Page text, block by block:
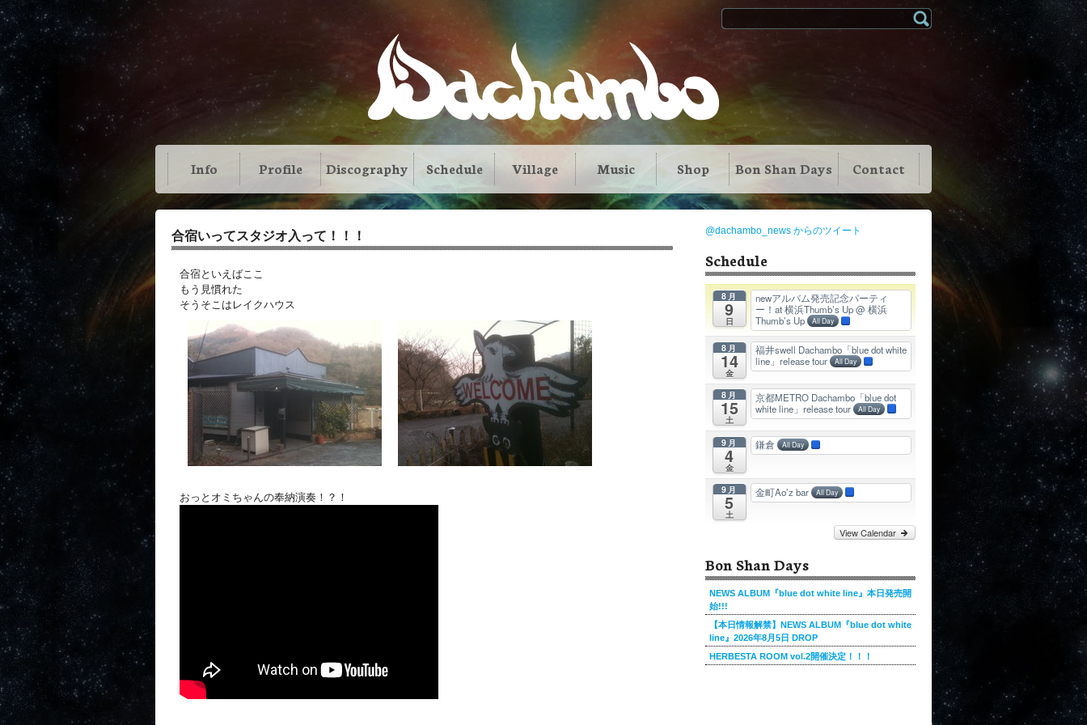
Info Profile Discography Schedule Village Music Shop Bon Shan Days Contact
合宿いってスタジオ入って！！！
合宿といえばここ
もう見慣れた
そうそこはレイクハウス
おっとオミちゃんの奉納演奏！？！
@dachambo_news からのツイート
Schedule
8月
9
日
newアルバム発売記念パーティ
ー！at 横浜Thumb’s Up@ 横浜
Thumb’s Up All Day
8月
14
金
福井swell Dachambo「blue dot white
line」release tour All Day
8月
15
土
京都METRO Dachambo「blue dot
white line」release tour All Day
9月
4
金
鎌倉 All Day
9月
5
土
金町Ao’z bar All Day
View Calendar
Bon Shan Days
NEWS ALBUM『blue dot white line』本日発売開
始!!!
【本日情報解禁】NEWS ALBUM『blue dot white
line』2026年8月5日 DROP
HERBESTA ROOM vol.2開催決定！！！